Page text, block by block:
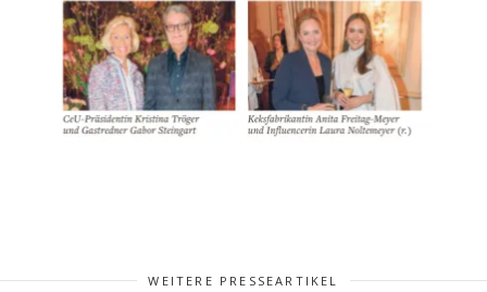
WEITERE PRESSEARTIKEL